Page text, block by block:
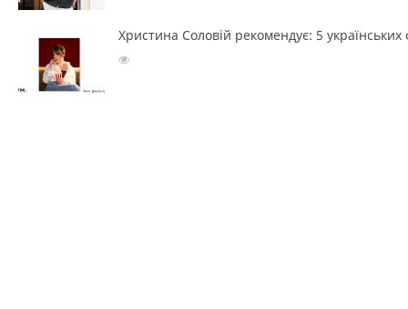
Христина Соловій рекомендує: 5 українських